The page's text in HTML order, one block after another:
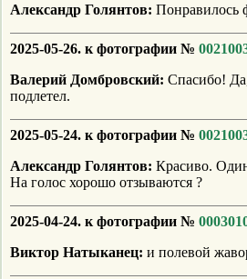
Александр Голянтов: Понравилось
2025-05-26. к фотографии №
Валерий Домбровский: Спасибо!
подлетел.
2025-05-24. к фотографии №
Александр Голянтов: Красиво.
На голос хорошо отзываются ?
2025-04-24. к фотографии №
Виктор Натыканец: и полевой